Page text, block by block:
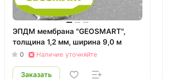
ЭПДМ мембрана "GEOSMART",
толщина 1,2 мм, ширина 9,0 м
0 Наличие уточняйте
Заказать